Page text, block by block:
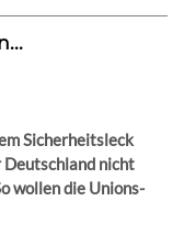
Sicherheitsleck
nicht
wollen die Unions-